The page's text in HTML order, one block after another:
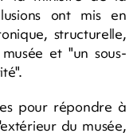
ont mis en
structurelle,
et "un sous-
pour répondre à
du musée,